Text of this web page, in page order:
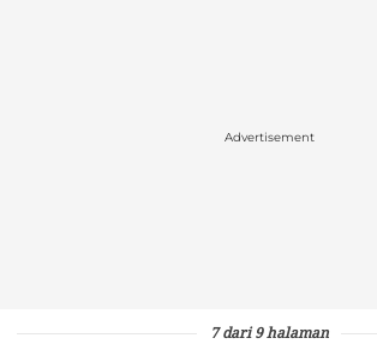
Advertisement
7 dari 9 halaman